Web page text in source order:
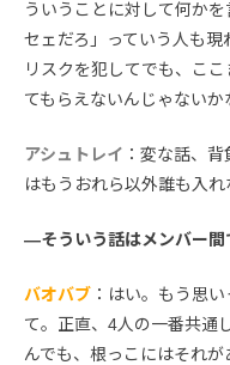
ういうことに対して何か
セェだろ」っていう人も現
リスクを犯してでも、こ
てもらえないんじゃないか
アシュトレイ ：変な話、
はもうおれら以外誰も入れ
―そういう話はメンバー間
バオバブ ：はい。もう思
て。正直、4人の一番共通
んでも、根っこにはそれが